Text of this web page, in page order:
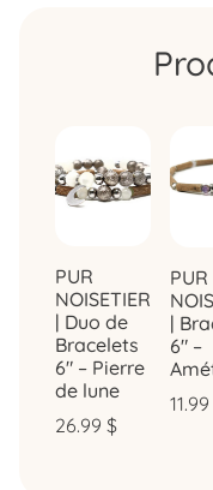
PUR
NOISETIER
| Duo de
Bracelets
6″ – Pierre
de lune
26.99 $
PUR
|
6″ –
11.99